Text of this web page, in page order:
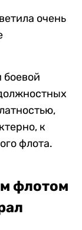
очень
боевой
к
флота.
флотом